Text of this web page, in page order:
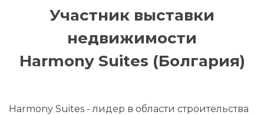
Участник выставки
недвижимости
Harmony Suites (Болгария)
Harmony Suites - лидер в области строительства